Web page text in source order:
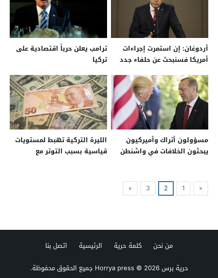
أردوغان: إن استمرت إجراءات
أمريكا فسنبحث عن حلفاء جدد
ترامب يعلن حرباً اقتصادية على
تركيا
مسؤولون أتراك وأميركيون
يبحثون الخلافات في واشنطن
الليرة التركية تهبط لمستويات
قياسية بسبب التوتر مع
«
1
2
3
»
من نحن كلمة حرية الرئيسية
اتصل بنا
حرية برس Horrya press© 2026 جميع الحقوق محفوظة.